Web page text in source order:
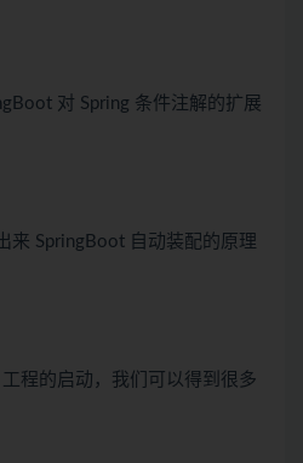
对 Spring 条件注解的扩展
来 SpringBoot 自动装配的原理
程的启动，我们可以得到很多